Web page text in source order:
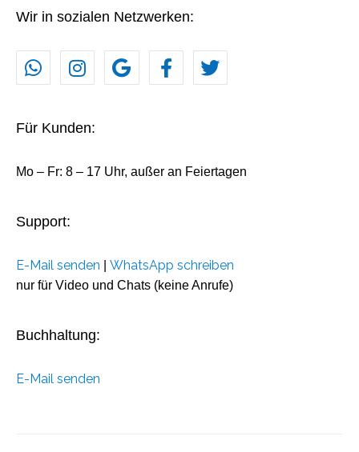
Wir in sozialen Netzwerken:
Für Kunden:
Mo – Fr: 8 – 17 Uhr, außer an Feiertagen
Support:
E-Mail senden WhatsApp schreiben
nur für Video und Chats (keine Anrufe)
Buchhaltung:
E-Mail senden